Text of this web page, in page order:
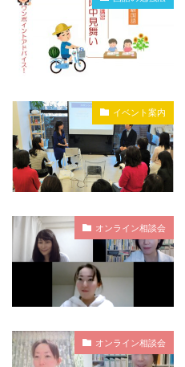
イベント案内
オンライン相談会
オンライン相談会